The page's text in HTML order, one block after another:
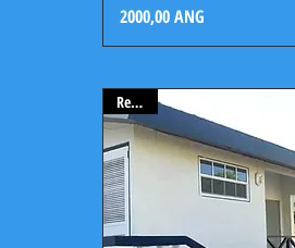
Precio
2000,00 ANG
Rented